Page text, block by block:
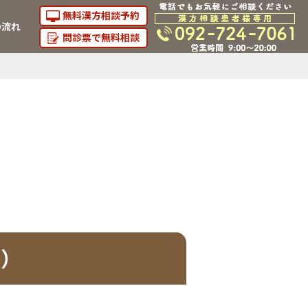
れ
無料漢方相談予約
問診票で無料相談